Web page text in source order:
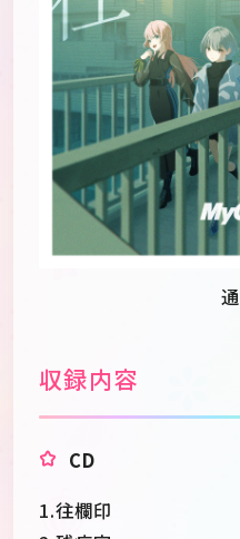
収録内容
CD
1.往欄印